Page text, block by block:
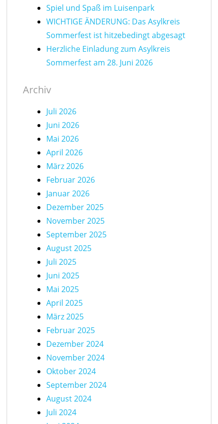
Spiel und Spaß im Luisenpark
WICHTIGE ÄNDERUNG: Das Asylkreis
Sommerfest ist hitzebedingt abgesagt
Herzliche Einladung zum Asylkreis
Sommerfest am 28. Juni 2026
Archiv
Juli 2026
Juni 2026
Mai 2026
April 2026
März 2026
Februar 2026
Januar 2026
Dezember 2025
November 2025
September 2025
August 2025
Juli 2025
Juni 2025
Mai 2025
April 2025
März 2025
Februar 2025
Dezember 2024
November 2024
Oktober 2024
September 2024
August 2024
Juli 2024